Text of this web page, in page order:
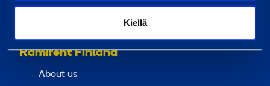
Kiellä
Frequently Asked Questions
Here we have gathered the answers to the most
common questions
Ramirent Finland
About us